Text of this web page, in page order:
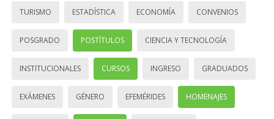
TURISMO ESTADÍSTICA ECONOMÍA CONVENIOS
POSGRADO POSTÍTULOS CIENCIA Y TECNOLOGÍA
INSTITUCIONALES CURSOS INGRESO GRADUADOS
EXÁMENES GÉNERO EFEMÉRIDES HOMENAJES